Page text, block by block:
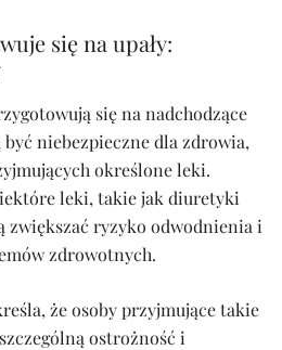
się na upały:
się na nadchodzące
niebezpieczne dla zdrowia,
określone leki.
leki, takie jak diuretyki
zwiększać ryzyko odwodnienia i
zdrowotnych.
że osoby przyjmujące takie
ostrożność i